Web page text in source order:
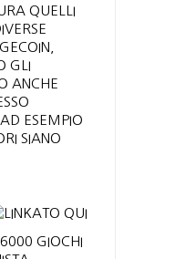
QUELLI
GLI
ANCHE
ESEMPIO
SIANO
GIOCHI